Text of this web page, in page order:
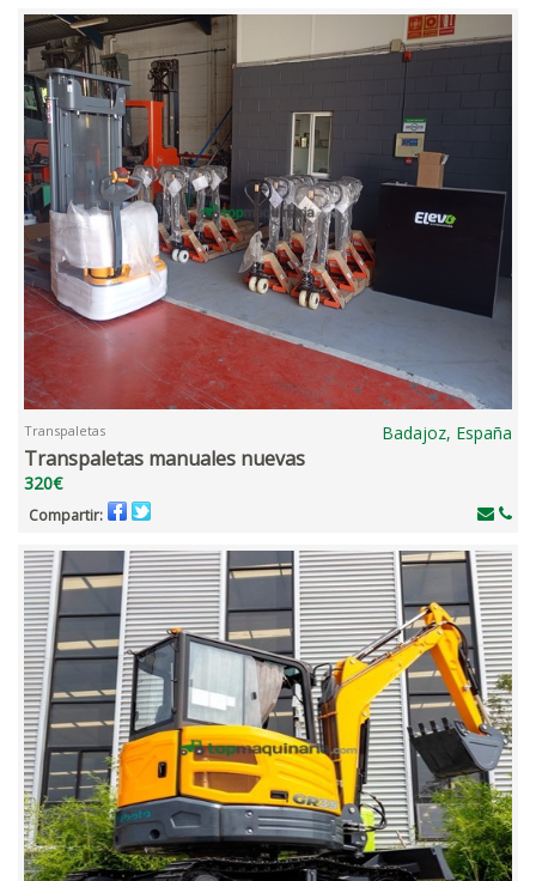
Transpaletas Badajoz, España
Transpaletas manuales nuevas
320€
Compartir: